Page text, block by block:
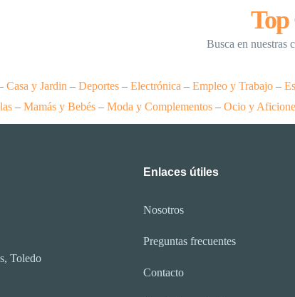
Top
Busca en nuestras
Casa y Jardin – Deportes– Electrónica – Empleo y Trabajo–
– Mamás y Bebés – Moda y Complementos – Ocio y
Toledo
Enlaces útiles
Nosotros
Preguntas frecuentes
Contacto